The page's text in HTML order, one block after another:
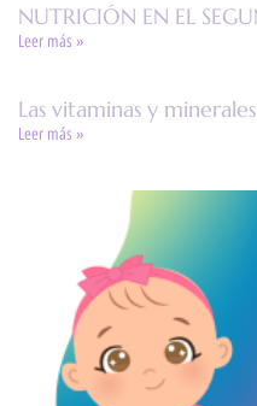
NUTRICIÓN EN EL
Leer más »
Las vitaminas y
Leer más »